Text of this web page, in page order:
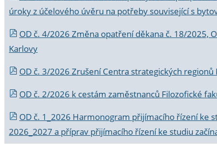
úroky z účelového úvěru na potřeby související s
OD č. 4/2026 Změna opatření děkana č. 18/2025,
Karlovy
OD č. 3/2026 Zrušení Centra strategických
OD č. 2/2026 k cestám zaměstnanců Filozofické
OD č. 1_2026 Harmonogram přijímacího řízení ke
2026_2027 a příprav přijímacího řízení ke studiu